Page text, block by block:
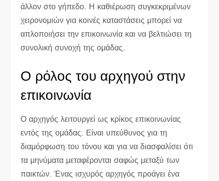
άλλον στο γήπεδο. Η καθιέρωση συγκεκριμένων
χειρονομιών για κοινές καταστάσεις μπορεί να
απλοποιήσει την επικοινωνία και να βελτιώσει τη
συνολική συνοχή της ομάδας.
Ο ρόλος του αρχηγού στην
επικοινωνία
Ο αρχηγός λειτουργεί ως κρίκος επικοινωνίας
εντός της ομάδας. Είναι υπεύθυνος για τη
διαμόρφωση του τόνου και για να διασφαλίσει ότι
τα μηνύματα μεταφέρονται σαφώς μεταξύ των
παικτών. Ένας ισχυρός αρχηγός προάγει ένα